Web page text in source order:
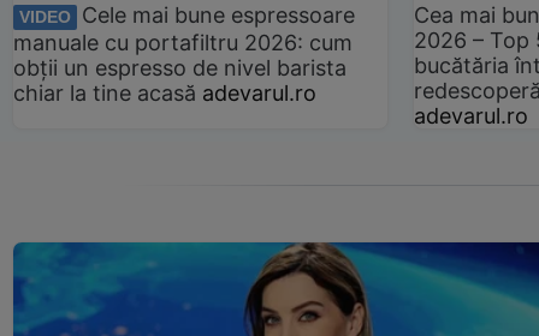
VIDEO
Cele mai bune espressoare
manuale cu portafiltru 2026: cum
obții un espresso de nivel barista
chiar la tine acasă adevarul.ro
Cea mai
2026 –
bucătăria
adevarul.ro